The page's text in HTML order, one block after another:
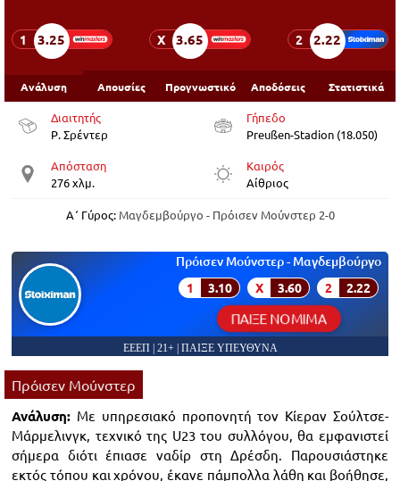
1 3.25 X 3.65 2 2.22
Ανάλυση Απουσίες Προγνωστικό Αποδόσεις Στατιστικά
Διαιτητής
Ρ. Σρέντερ
Γήπεδο
Preußen-Stadion (18.050)
Απόσταση
276 χλμ.
Καιρός
Αίθριος
Α΄ Γύρος: Μαγδεμβούργο - Πρόισεν Μούνστερ 2-0
Πρόισεν Μούνστερ - Μαγδεμβούργο
1 3.10 X 3.60 2 2.22
ΠΑΙΞΕ ΝΟΜΙΜΑ
ΕΕΕΠ | 21+ | ΠΑΙΞΕ ΥΠΕΥΘΥΝΑ
Πρόισεν Μούνστερ
Ανάλυση: Με υπηρεσιακό προπονητή τον Κίεραν Σούλτσε-
Μάρμελινγκ, τεχνικό της U23 του συλλόγου, θα εμφανιστεί
σήμερα διότι έπιασε ναδίρ στη Δρέσδη. Παρουσιάστηκε
εκτός τόπου και χρόνου, έκανε πάμπολλα λάθη και βοήθησε,